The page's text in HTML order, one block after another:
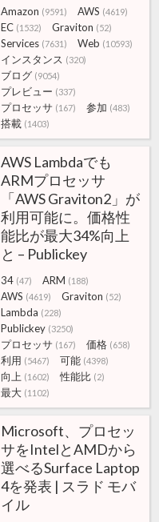
Amazon (9591) AWS (4619)
EC (1532) Graviton (52)
Services (7631) Web (10593)
インスタンス (320)
ブログ (9054)
プレビュー (337)
プロセッサ (167) 参加 (483)
搭載 (1403)
AWS Lambdaでも
ARMプロセッサ
「AWS Graviton2」が
利用可能に。価格性
能比が最大34%向上
と – Publickey
34 (47) ARM (188)
AWS (4619) Graviton (52)
Lambda (228)
Publickey (3250)
プロセッサ (167) 価格 (658)
利用 (5467) 可能 (4398)
向上 (1602) 性能比 (2)
最大 (1102)
Microsoft、プロセッ
サをIntelとAMDから
選べるSurface Laptop
4を発表 | スラド モバ
イル